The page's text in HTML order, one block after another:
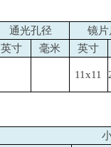
通光孔径 镜片
英寸 毫米 英寸
11x11